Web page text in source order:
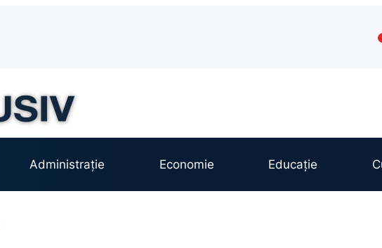
Administrație Economie Educație